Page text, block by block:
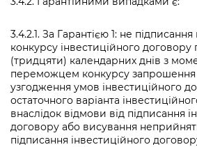
3.4.2.1. За Гарантією 1: не
конкурсу інвестиційного договору
(тридцяти) календарних днів з
переможцем конкурсу
узгодження умов інвестиційного
остаточного варіанта
внаслідок відмови від підписання
договору або висування
підписання інвестиційного